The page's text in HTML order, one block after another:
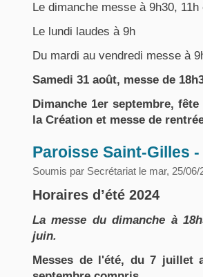
Le dimanche messe à 9h30, 11h
Le lundi laudes à 9h
Du mardi au vendredi messe à
Samedi 31 août, messe de
Dimanche 1er septembre,
la Création et messe de
Paroisse Saint-Gilles
Soumis par Secrétariat le mar, 25/06/
Horaires d’été 2024
La messe du dimanche à
juin.
Messes de l'été, du 7 juillet